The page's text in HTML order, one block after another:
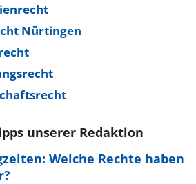
Nürtingen
unserer Redaktion
Welche Rechte haben